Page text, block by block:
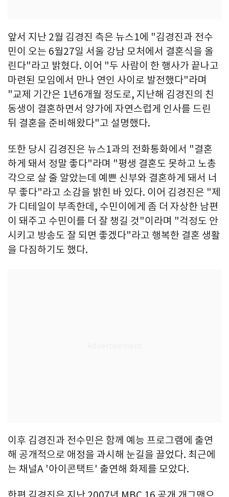
앞서 지난 2월 김경진 측은 뉴스1에 "김경진과 전수
민이 오는 6월27일 서울 강남 모처에서 결혼식을 올
린다"라고 밝혔다. 이어 "두 사람이 한 행사가 끝나고
마련된 모임에서 만나 연인 사이로 발전했다"라며
"교제 기간은 1년6개월 정도로, 지난해 김경진의 친
동생이 결혼하면서 양가에 자연스럽게 인사를 드린
뒤 결혼을 준비해왔다"고 설명했다.
또한 당시 김경진은 뉴스1과의 전화통화에서 "결혼
하게 돼서 정말 좋다"라며 "평생 결혼도 못하고 노총
각으로 살 줄 알았는데 예쁜 신부와 결혼하게 돼서 너
무 좋다"라고 소감을 밝힌 바 있다. 이어 김경진은 "제
가 디테일이 부족한데, 수민이에게 좀 더 자상한 남편
이 돼주고 수민이를 더 잘 챙길 것"이라며 "걱정도 안
시키고 방송도 잘 되면 좋겠다"라고 행복한 결혼 생활
을 다짐하기도 했다.
이후 김경진과 전수민은 함께 예능 프로그램에 출연
해 공개적으로 애정을 과시해 눈길을 끌었다. 최근에
는 채널A '아이콘택트' 출연해 화제를 모았다.